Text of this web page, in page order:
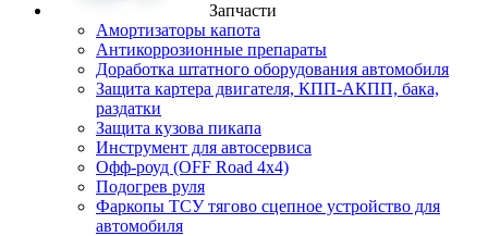
Запчасти
Амортизаторы капота
Антикоррозионные препараты
Доработка штатного оборудования автомобиля
Защита картера двигателя, КПП-АКПП, бака,
раздатки
Защита кузова пикапа
Инструмент для автосервиса
Офф-роуд (OFF Road 4x4)
Подогрев руля
Фаркопы ТСУ тягово сцепное устройство для
автомобиля